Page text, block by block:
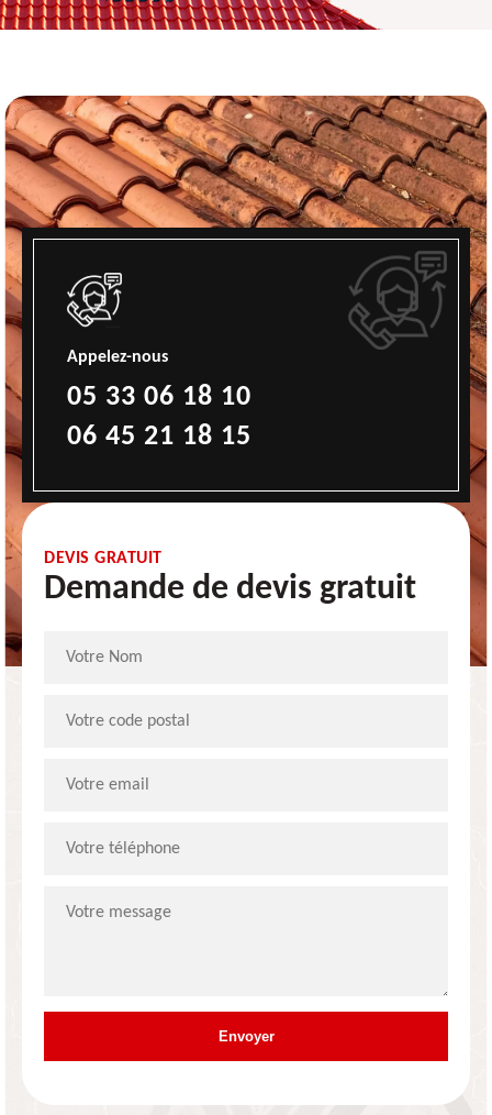
Appelez-nous
05 33 06 18 10
06 45 21 18 15
DEVIS GRATUIT
Demande de devis gratuit